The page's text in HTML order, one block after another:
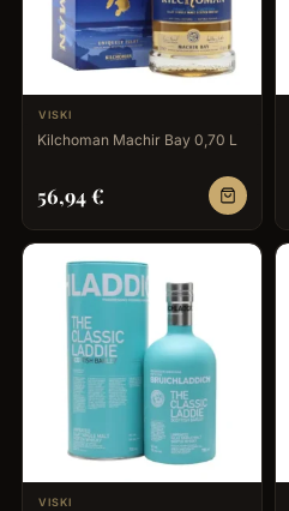
VISKI
Kilchoman Machir Bay 0,70 L
56,94€
VISKI